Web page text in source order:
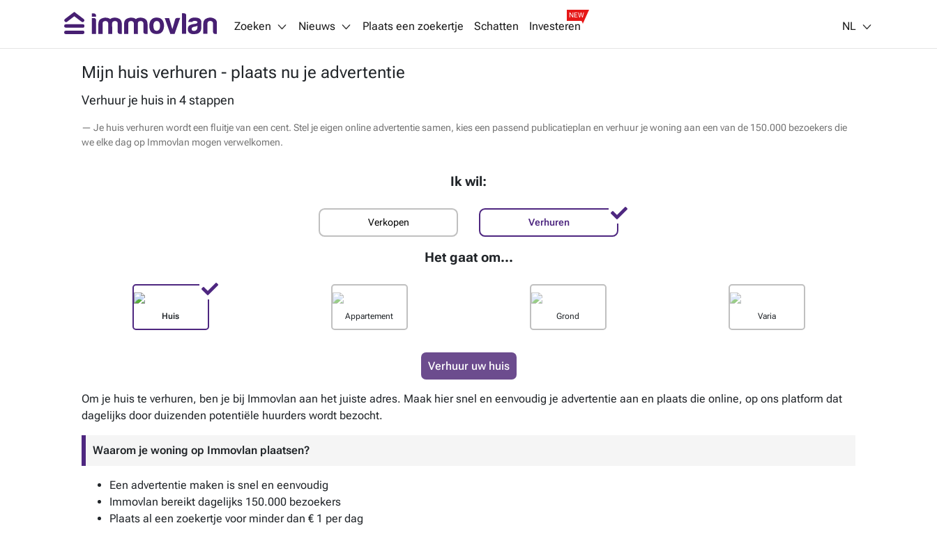
Zoeken Nieuws Plaats een zoekertje Schatten Investeren
NEW
NL
Mijn huis verhuren - plaats nu je advertentie
Verhuur je huis in 4 stappen
Je huis verhuren wordt een fluitje van een cent. Stel je eigen online advertentie samen, kies een passend publicatieplan en verhuur je woning aan een van de 150.000 bezoekers die
we elke dag op Immovlan mogen verwelkomen.
Ik wil:
Verkopen Verhuren
Het gaat om...
Huis Appartement Grond Varia
Verhuur uw huis
Om je huis te verhuren, ben je bij Immovlan aan het juiste adres. Maak hier snel en eenvoudig je advertentie aan en plaats die online, op ons platform dat
dagelijks door duizenden potentiële huurders wordt bezocht.
Waarom je woning op Immovlan plaatsen?
Een advertentie maken is snel en eenvoudig
Immovlan bereikt dagelijks 150.000 bezoekers
Plaats al een zoekertje voor minder dan € 1 per dag